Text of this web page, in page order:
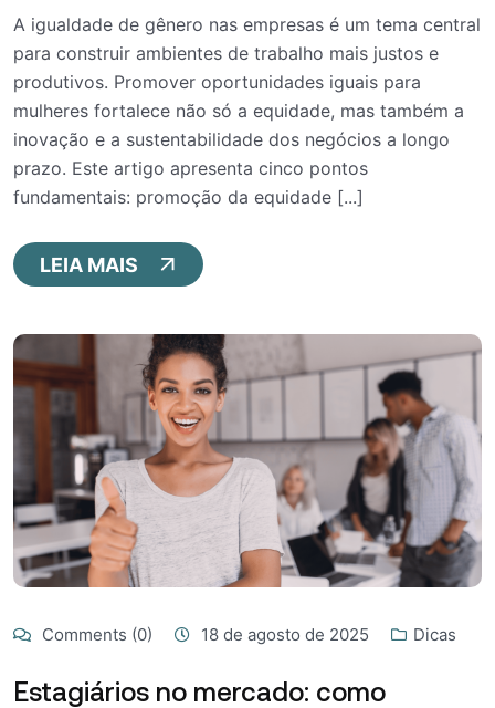
A igualdade de gênero nas empresas é um tema central
para construir ambientes de trabalho mais justos e
produtivos. Promover oportunidades iguais para
mulheres fortalece não só a equidade, mas também a
inovação e a sustentabilidade dos negócios a longo
prazo. Este artigo apresenta cinco pontos
fundamentais: promoção da equidade [...]
LEIA MAIS
Comments (0) 18 de agosto de 2025 Dicas
Estagiários no mercado: como